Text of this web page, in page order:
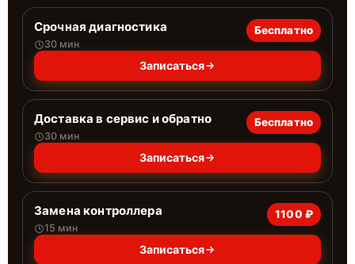
Срочная диагностика
30 мин
Бесплатно
Записаться
Доставка в сервис и обратно
30 мин
Бесплатно
Записаться
Замена контроллера
15 мин
1100 ₽
Записаться